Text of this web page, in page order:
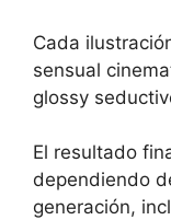
Cada
sensual
glossy
El resultado
dependiendo
generación,